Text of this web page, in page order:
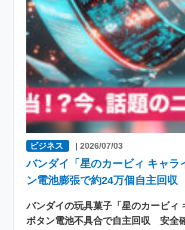
ビジネス |2026/07/03
バンダイ「星のカービィ キャラ
ン電池膨張で約24万個自主回収
バンダイの玩具菓子「星のカービィ
ボタン電池不具合で自主回収 安全